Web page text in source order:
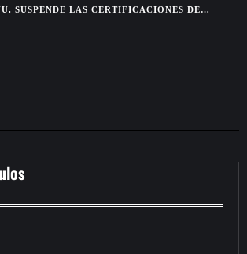
SUSPENDE LAS CERTIFICACIONES DE
EN MICHOACÁN POR UNA AMENAZA DE